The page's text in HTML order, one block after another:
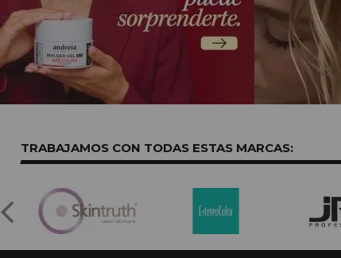
TRABAJAMOS CON TODAS ESTASMARCAS: